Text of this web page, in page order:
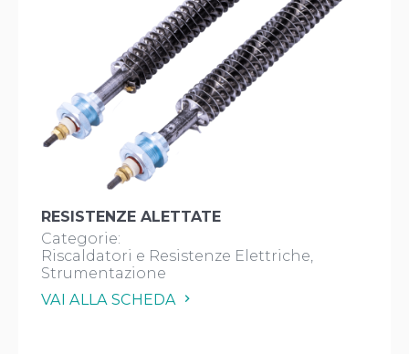
RESISTENZE ALETTATE
Categorie:
Riscaldatori e Resistenze Elettriche
Strumentazione
VAI ALLA SCHEDA